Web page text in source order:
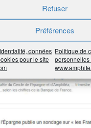
Refuser
Préférences
données
pour le site
Politique de
personnelles
La presse en